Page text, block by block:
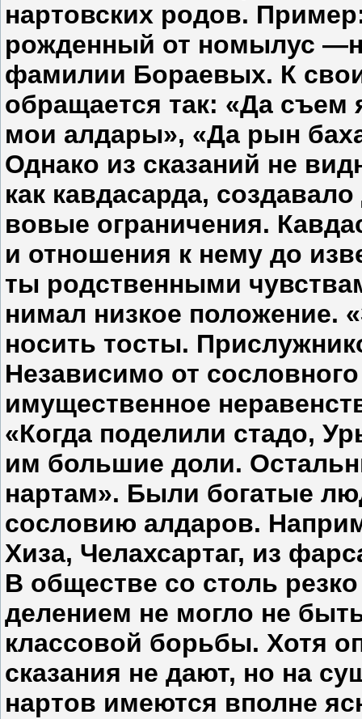
нартовских родов.
рожден­ный от номылус
фамилии Бораевых. К
обращается так: «Да съем
мои алдары», «Да рын
Однако из сказаний не
как кавдасарда,
вовые ограничения.
и отношения к нему до
ты родственными
нимал низкое положение.
носить тосты.
Независимо от
имущественное
«Ког­да поделили стадо,
им большие доли.
нартам». Были богатые
сосло­вию алдаров.
Хиза, Челахсартаг, из
В обществе со столь
делением не могло не
клас­совой борьбы. Хотя
сказания не дают, но на
нартов име­ются вполне